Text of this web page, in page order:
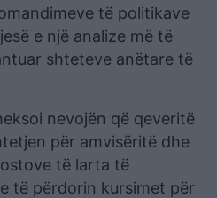
të politikave
e një analize më të
shteteve anëtare të
nevojën që qeveritë
për amvisëritë dhe
të larta të
të përdorin kursimet për